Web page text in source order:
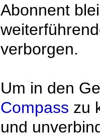
Abonnent
verborgen.
Um in den
Compass zu
und